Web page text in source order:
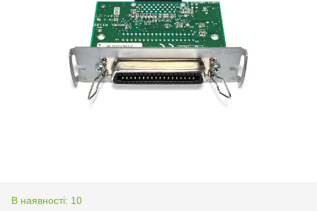
В наявності: 10